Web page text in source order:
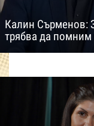
Калин Сърменов:
трябва да помним